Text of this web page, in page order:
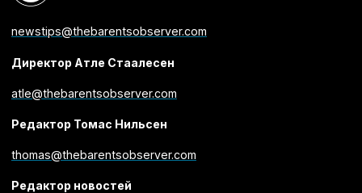
newstips@thebarentsobserver.com
Директор Атле Стаалесен
atle@thebarentsobserver.com
Редактор Томас Нильсен
thomas@thebarentsobserver.com
Редактор новостей